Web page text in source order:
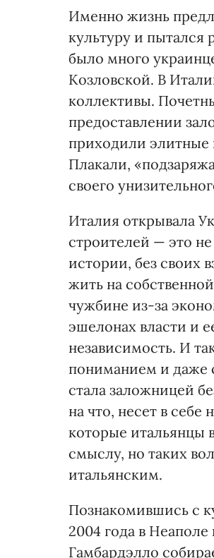
Именно жизнь
культуру и пытался
было много
Козловской. В
коллективы.
предоставлении
приходили элитные
Плакали,
своего
Италия открывала
строителей — это
истории, без своих
жить на
чужбине из-за
эшелонах власти и
независимость. И
пониманием и даже
стала заложницей
на что, несет в
которые итальянцы
смыслу, но таких
итальянским.
Познакомившись с
2004 года в
Гамбардэлло